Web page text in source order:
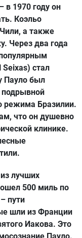
в 1970 году он
Коэльо
а также
Через два года
стал
Пауло был
режима Бразилии.
что он душевно
клинике.
лучших
500 миль по
пути
шли из Франции
Иакова. Это